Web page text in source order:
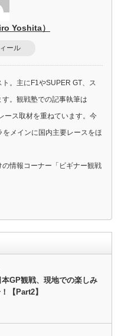
Yoshita）
ール
。主にF1やSUPER GT、ス
。観戦塾での記事執筆は
ース取材を重ねています。今
メインに国内主要レースをほ
情報コーナー「ビギナー観戦
GP観戦、現地での楽しみ
【Part2】